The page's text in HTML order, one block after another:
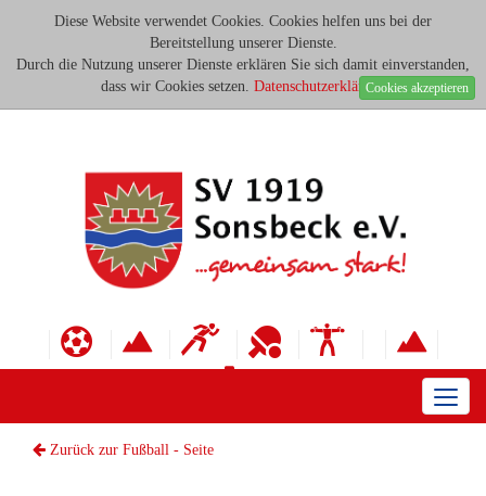
Diese Website verwendet Cookies. Cookies helfen uns bei der
Bereitstellung unserer Dienste.
Durch die Nutzung unserer Dienste erklären Sie sich damit einverstanden,
dass wir Cookies setzen. DatenschutzerklärungCookies akzeptieren
Toggle
Zurück zur Fußball - Seite